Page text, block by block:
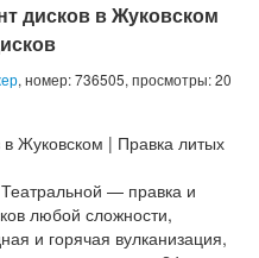
дисков в Жуковском
, номер: 736505, просмотры: 20
в Жуковском | Правка литых
— правка и
любой сложности,
и горячая вулканизация,